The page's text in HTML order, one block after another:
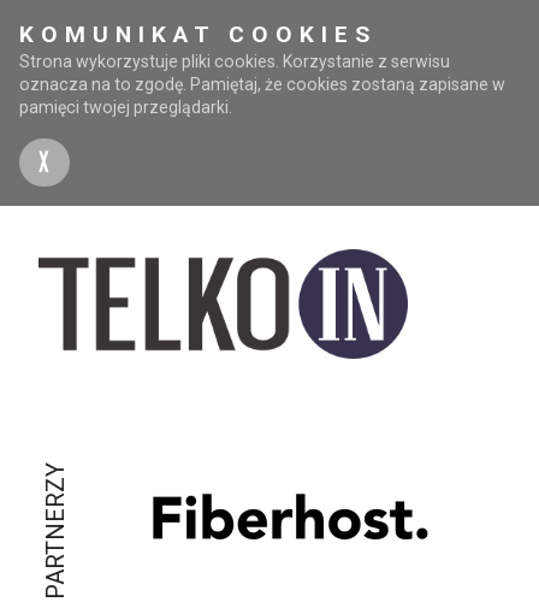
KOMUNIKAT COOKIES
Strona wykorzystuje pliki cookies. Korzystanie z serwisu
oznacza na to zgodę. Pamiętaj, że cookies zostaną zapisane w
pamięci twojej przeglądarki.
X
PARTNERZY